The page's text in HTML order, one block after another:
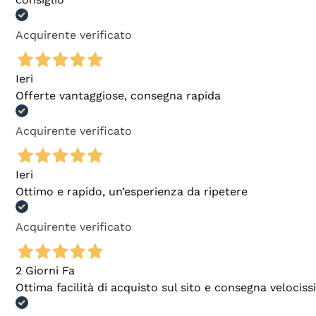
Acquirente verificato
Ieri
Offerte vantaggiose, consegna rapida
Acquirente verificato
Ieri
Ottimo e rapido, un’esperienza da ripetere
Acquirente verificato
2 Giorni Fa
Ottima facilità di acquisto sul sito e consegna